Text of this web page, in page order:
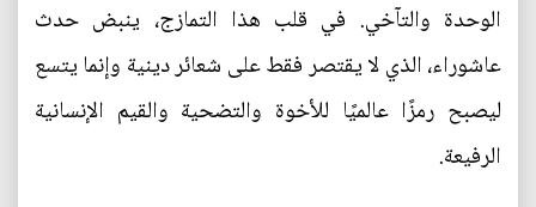
الوحدة والتآخي. في قلب هذا التمازج، ينبض حدث
عاشوراء، الذي لا يقتصر فقط على شعائر دينية وإنما يتسع
ليصبح رمزًا عالميًا للأخوة والتضحية والقيم الإنسانية
الرفيعة.